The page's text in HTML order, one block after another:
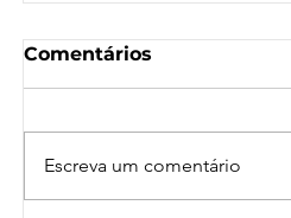
Comentários
Escreva um comentário